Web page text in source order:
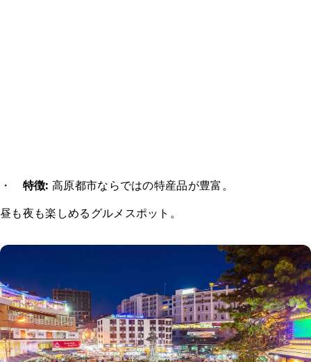
・ 特徴: 高原都市ならではの特産品が豊富。
昼も夜も楽しめるグルメスポット。